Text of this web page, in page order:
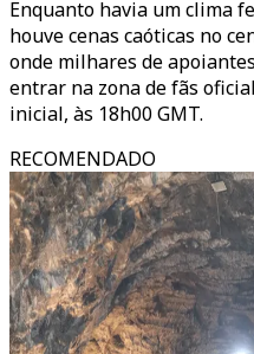
Enquanto havia um clima
houve cenas caóticas no
onde milhares de
entrar na zona de fãs
inicial, às 18h00 GMT.
RECOMENDADO